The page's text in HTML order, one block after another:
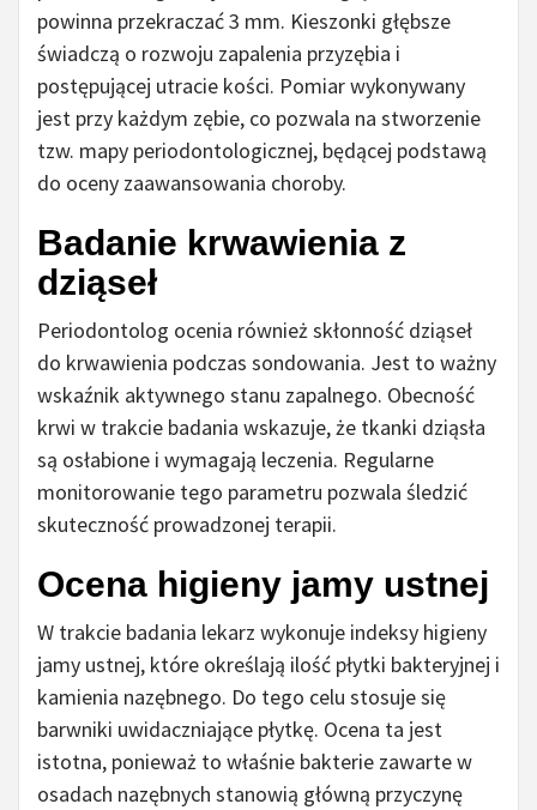
powinna przekraczać 3 mm. Kieszonki głębsze
świadczą o rozwoju zapalenia przyzębia i
postępującej utracie kości. Pomiar wykonywany
jest przy każdym zębie, co pozwala na stworzenie
tzw. mapy periodontologicznej, będącej podstawą
do oceny zaawansowania choroby.
Badanie krwawienia z
dziąseł
Periodontolog ocenia również skłonność dziąseł
do krwawienia podczas sondowania. Jest to ważny
wskaźnik aktywnego stanu zapalnego. Obecność
krwi w trakcie badania wskazuje, że tkanki dziąsła
są osłabione i wymagają leczenia. Regularne
monitorowanie tego parametru pozwala śledzić
skuteczność prowadzonej terapii.
Ocena higieny jamy ustnej
W trakcie badania lekarz wykonuje indeksy higieny
jamy ustnej, które określają ilość płytki bakteryjnej i
kamienia nazębnego. Do tego celu stosuje się
barwniki uwidaczniające płytkę. Ocena ta jest
istotna, ponieważ to właśnie bakterie zawarte w
osadach nazębnych stanowią główną przyczynę